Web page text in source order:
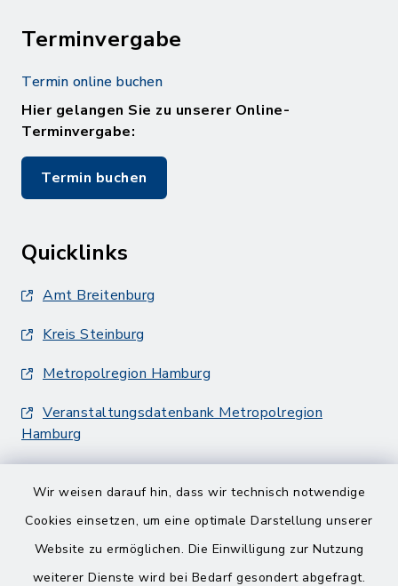
Wir weisen darauf hin, dass wir technisch notwendige
Cookies einsetzen, um eine optimale Darstellung unserer
Website zu ermöglichen. Die Einwilligung zur Nutzung
weiterer Dienste wird bei Bedarf gesondert abgefragt.
Terminvergabe
Termin online buchen
Hier gelangen Sie zu unserer Online-
Terminvergabe:
Termin buchen
Quicklinks
Amt Breitenburg
Kreis Steinburg
Metropolregion Hamburg
Veranstaltungsdatenbank Metropolregion
Hamburg